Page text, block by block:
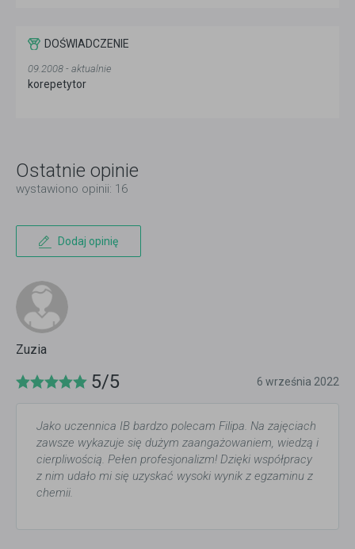
DOŚWIADCZENIE
09.2008 - aktualnie
korepetytor
Ostatnie opinie
wystawiono opinii: 16
Dodaj opinię
Zuzia
5/5 6 września 2022
Jako uczennica IB bardzo polecam Filipa. Na zajęciach
zawsze wykazuje się dużym zaangażowaniem, wiedzą i
cierpliwością. Pełen profesjonalizm! Dzięki współpracy
z nim udało mi się uzyskać wysoki wynik z egzaminu z
chemii.